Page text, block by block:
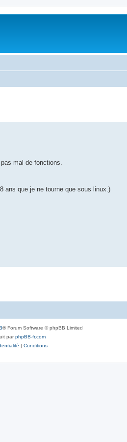
mal de fonctions.
ans que je ne tourne que sous linux.)
® Forum Software © phpBB Limited
parphpBB-fr.com
| Conditions